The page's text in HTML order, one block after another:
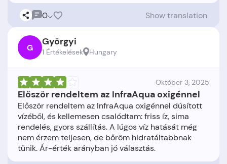
0 Show translation
G Györgyi
1 Értékelések Hungary
Október 3, 2025
Először rendeltem az InfraAqua oxigénnel
Először rendeltem az InfraAqua oxigénnel dúsított
vízéből, és kellemesen csalódtam: friss íz, sima
rendelés, gyors szállítás. A lúgos víz hatását még
nem érzem teljesen, de bőröm hidratáltabbnak